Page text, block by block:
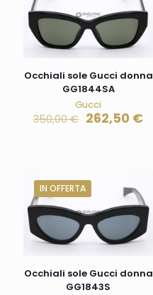
Occhiali sole Gucci donna
GG1844SA
Gucci
350,00€ 262,50 €
IN OFFERTA
Occhiali sole Gucci donna
GG1843S